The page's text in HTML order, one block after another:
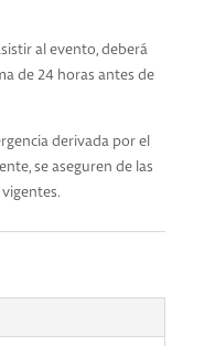
al evento, deberá
de 24 horas antes de
derivada por el
se aseguren de las